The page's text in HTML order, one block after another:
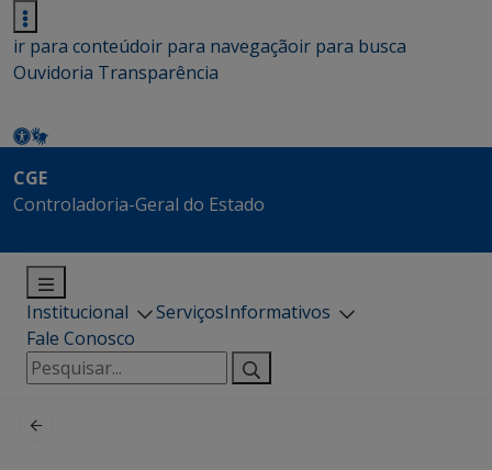
ir para conteúdoir para navegaçãoir para busca
Ouvidoria Transparência
CGE
Controladoria-Geral do Estado
Institucional ServiçosInformativos
Fale Conosco
Pesquisar
por: